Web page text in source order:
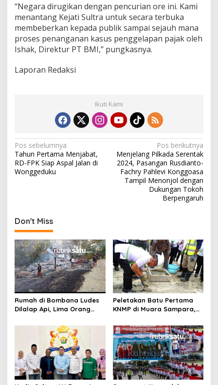
“Negara dirugikan dengan pencurian ore ini. Kami
menantang Kejati Sultra untuk secara terbuka
membeberkan kepada publik sampai sejauh mana
proses penanganan kasus penggelapan pajak oleh
Ishak, Direktur PT BMI,” pungkasnya.
Laporan Redaksi
Ikuti Kami
N
a
v
a
s
i
p
o
s
Pos sebelumnya
Tahun Pertama Menjabat,
RD-FPK Siap Aspal Jalan di
Wonggeduku
Pos berikutnya
Menjelang Pilkada Serentak
2024, Pasangan Rusdianto-
Fachry Pahlevi Konggoasa
Tampil Menonjol dengan
Dukungan Tokoh
Berpengaruh
Don't Miss
Rumah di Bombana Ludes
Dilalap Api, Lima Orang
Dunia
Peletakan Batu Pertama
KNMP di Muara Sampara,
Jemput Program Pusat